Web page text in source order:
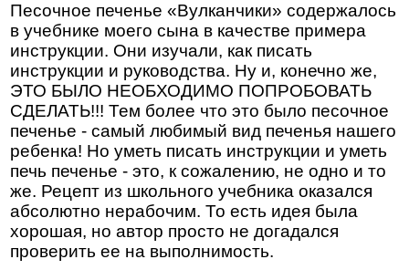
Песочное печенье «Вулканчики» содержалось
в учебнике моего сына в качестве примера
инструкции. Они изучали, как писать
инструкции и руководства. Ну и, конечно же,
ЭТО БЫЛО НЕОБХОДИМО ПОПРОБОВАТЬ
СДЕЛАТЬ!!! Тем более что это было песочное
печенье - самый любимый вид печенья нашего
ребенка! Но уметь писать инструкции и уметь
печь печенье - это, к сожалению, не одно и то
же. Рецепт из школьного учебника оказался
абсолютно нерабочим. То есть идея была
хорошая, но автор просто не догадался
проверить ее на выполнимость.